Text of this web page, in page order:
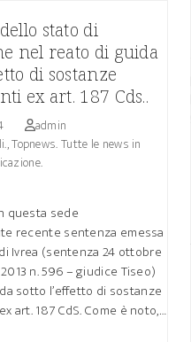
stato di
nel reato di guida
di sostanze
ex art. 187 Cds..
admin
,Topnews. Tutte le news in
questa sede
recente sentenza emessa
Ivrea (sentenza 24 ottobre
n. 596 – giudice Tiseo)
sotto l’effetto di sostanze
art. 187 CdS. Come è noto,…